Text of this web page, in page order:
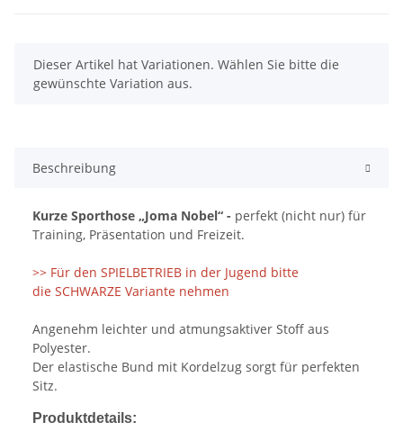
x
Dieser Artikel hat Variationen. Wählen Sie bitte die
gewünschte Variation aus.
Beschreibung
Kurze Sporthose „Joma Nobel“ - perfekt (nicht nur) für
Training, Präsentation und Freizeit.
>> Für den SPIELBETRIEB in der Jugend bitte
die SCHWARZE Variante nehmen
Angenehm leichter und atmungsaktiver Stoff aus
Polyester.
Der elastische Bund mit Kordelzug sorgt für perfekten
Sitz.
Produktdetails: